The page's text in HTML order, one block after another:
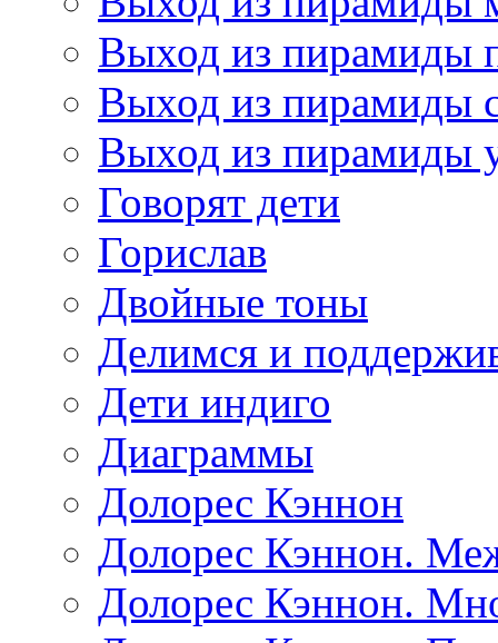
Выход из пирамиды
Выход из пирамиды
Выход из пирамиды
Говорят дети
Горислав
Двойные тоны
Делимся и
Дети индиго
Диаграммы
Долорес Кэннон
Долорес Кэннон.
Долорес Кэннон.